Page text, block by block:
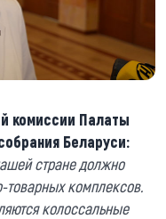
комиссии Палаты
Беларуси:
стране должно
товарных комплексов.
колоссальные